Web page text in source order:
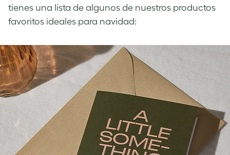
tienes una lista de algunos de nuestros productos
favoritos ideales para navidad: